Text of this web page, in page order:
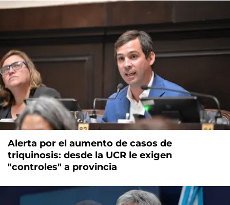
Alerta por el aumento de casos de
triquinosis: desde la UCR le exigen
"controles" a provincia